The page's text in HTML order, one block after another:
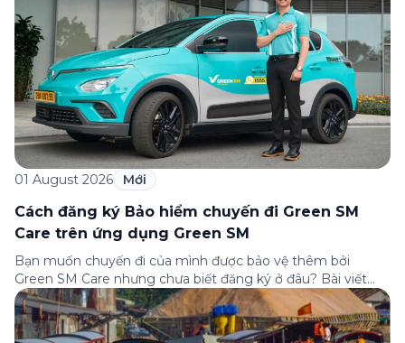
01 August 2026 Mới
Cách đăng ký Bảo hiểm chuyến đi Green SM
Care trên ứng dụng Green SM
Bạn muốn chuyến đi của mình được bảo vệ thêm bởi
Green SM Care nhưng chưa biết đăng ký ở đâu? Bài viết
dưới đây sẽ hướng dẫn chi tiết cách tham gia (và hủy tham
gia) gói bảo hiểm này ngay trên ứng dụng Green SM, cùng
những lưu ý quan trọng trước khi […]